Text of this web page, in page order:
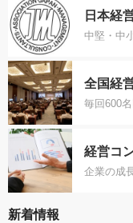
日本経
中堅・中
全国経
毎回600
経営コ
企業の成
新着情報